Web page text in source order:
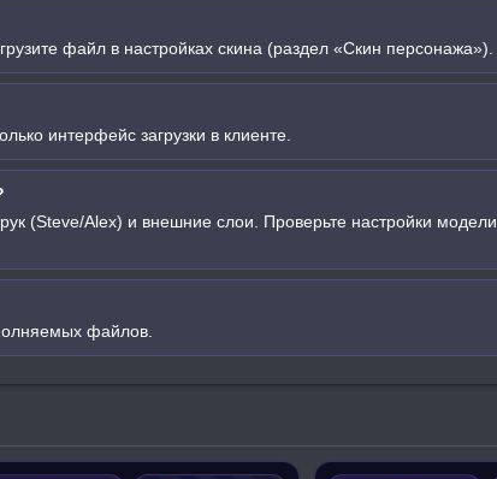
файл в настройках скина (раздел «Скин персонажа»).
интерфейс загрузки в клиенте.
(Steve/Alex) и внешние слои. Проверьте настройки модели
файлов.